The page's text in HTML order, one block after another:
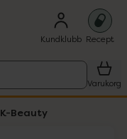
Kundklubb Recept
Varukorg
K-Beauty